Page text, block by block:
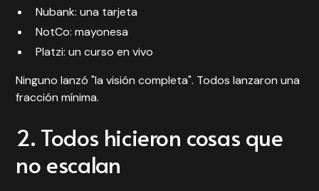
Nubank: una tarjeta
NotCo: mayonesa
Platzi: un curso en vivo
Ninguno lanzó "la visión completa". Todos lanzaron una
fracción mínima.
2. Todos hicieron cosas que
no escalan